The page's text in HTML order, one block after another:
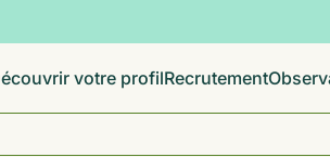
votre profilRecrutement